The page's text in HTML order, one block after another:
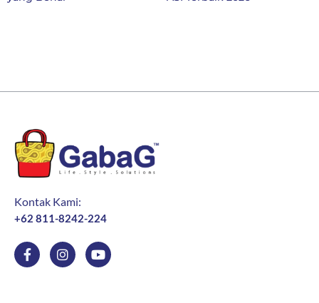
Kontak Kami:
+62 811-8242-224
F
a
I
n
Y
o